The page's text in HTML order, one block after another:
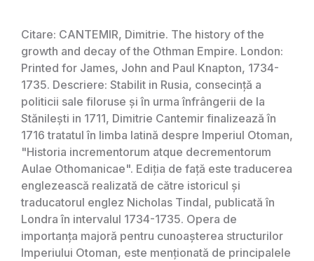
Citare: CANTEMIR, Dimitrie. The history of the
growth and decay of the Othman Empire. London:
Printed for James, John and Paul Knapton, 1734-
1735. Descriere: Stabilit in Rusia, consecință a
politicii sale filoruse și în urma înfrângerii de la
Stănilești in 1711, Dimitrie Cantemir finalizează în
1716 tratatul în limba latină despre Imperiul Otoman,
"Historia incrementorum atque decrementorum
Aulae Othomanicae". Ediția de față este traducerea
englezească realizată de către istoricul și
traducatorul englez Nicholas Tindal, publicată în
Londra în intervalul 1734-1735. Opera de
importanța majoră pentru cunoașterea structurilor
Imperiului Otoman, este menționată de principalele